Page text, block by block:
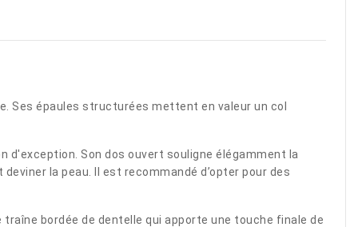
Ses épaules structurées mettent en valeur un col
d'exception. Son dos ouvert souligne élégamment la
la peau. Il est recommandé d’opter pour des
bordée de dentelle qui apporte une touche finale de